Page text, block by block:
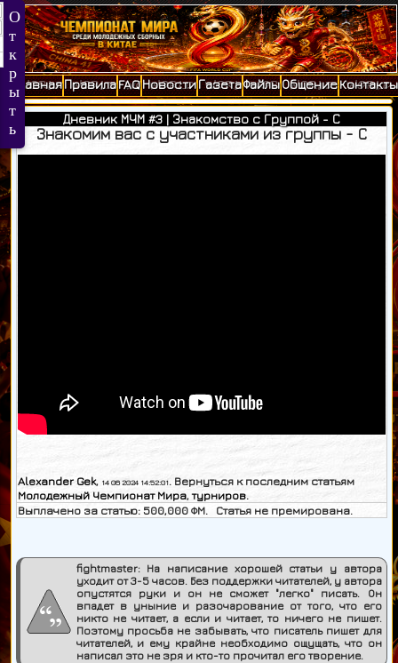
ГлавнаяПравилаFAQНовостиГазетаФайлыОбщениеКонтакты
Дневник МЧМ #3 | Знакомство с Группой - С
Знакомим вас с участниками из группы - С
Alexander Gek, 14 06 2024 14:52:01. Вернуться к последним статьям
Молодежный Чемпионат Мира,турниров.
Выплачено за статью:500,000ФМ. Статья не премирована.
fightmaster:На написание хорошей статьи у автора
уходит от 3-5 часов. Без поддержки читателей, у автора
опустятся руки и он не сможет "легко" писать. Он
впадет в уныние и разочарование от того, что его
никто не читает, а если и читает, то ничего не пишет.
Поэтому просьба не забывать, что писатель пишет для
читателей, и ему крайне необходимо ощущать, что он
написал это не зря и кто-то прочитал его творение.